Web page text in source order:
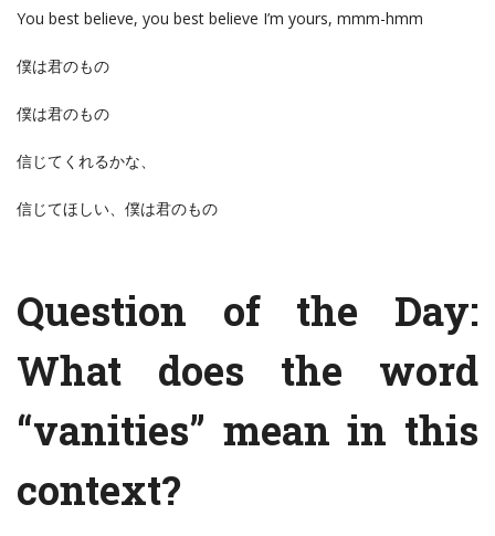
You best believe, you best believe I’m yours, mmm-hmm
僕は君のもの
僕は君のもの
信じてくれるかな、
信じてほしい、僕は君のもの
Question of the Day:
What does the word
“vanities” mean in this
context?